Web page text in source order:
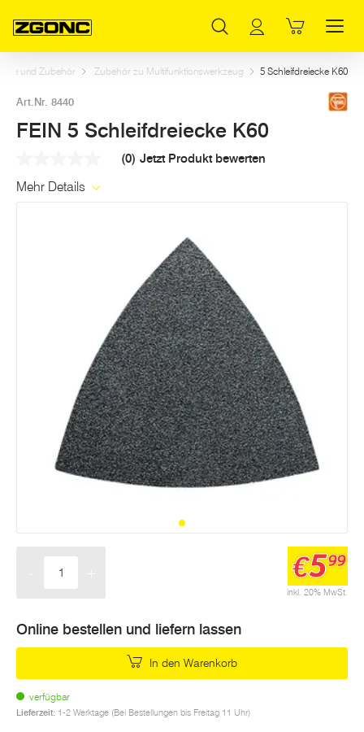
und Zubehör Zubehör zu Multifunktionswerkzeug 5 Schleifdreiecke K60
Art.Nr. 8440
FEIN 5 Schleifdreiecke K60
Link
(0) Jetzt Produkt bewerten
Mehr Details
inkl. 20% MwSt.
€599
Online bestellen und liefern lassen
In den Warenkorb
verfügbar
Lieferzeit: 1-2 Werktage (Bei Bestellungen bis Freitag 11 Uhr)